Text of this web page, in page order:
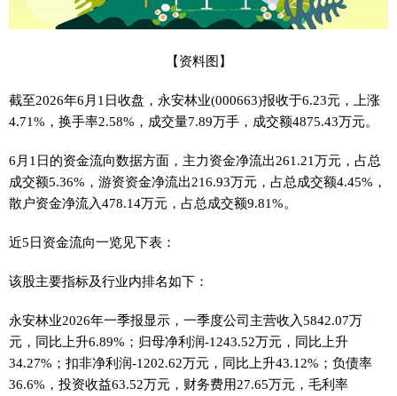
【资料图】
截至2026年6月1日收盘，永安林业(000663)报收于6.23元，上涨
4.71%，换手率2.58%，成交量7.89万手，成交额4875.43万元。
6月1日的资金流向数据方面，主力资金净流出261.21万元，占总
成交额5.36%，游资资金净流出216.93万元，占总成交额4.45%，
散户资金净流入478.14万元，占总成交额9.81%。
近5日资金流向一览见下表：
该股主要指标及行业内排名如下：
永安林业2026年一季报显示，一季度公司主营收入5842.07万
元，同比上升6.89%；归母净利润-1243.52万元，同比上升
34.27%；扣非净利润-1202.62万元，同比上升43.12%；负债率
36.6%，投资收益63.52万元，财务费用27.65万元，毛利率